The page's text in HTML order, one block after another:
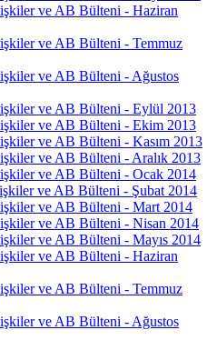
ve AB Bülteni - Haziran
ve AB Bülteni - Temmuz
ve AB Bülteni - Ağustos
ve AB Bülteni - Eylül 2013
ve AB Bülteni - Ekim 2013
ve AB Bülteni - Kasım 2013
ve AB Bülteni - Aralık 2013
ve AB Bülteni - Ocak 2014
ve AB Bülteni - Şubat 2014
ve AB Bülteni - Mart 2014
ve AB Bülteni - Nisan 2014
ve AB Bülteni - Mayıs 2014
ve AB Bülteni - Haziran
ve AB Bülteni - Temmuz
ve AB Bülteni - Ağustos